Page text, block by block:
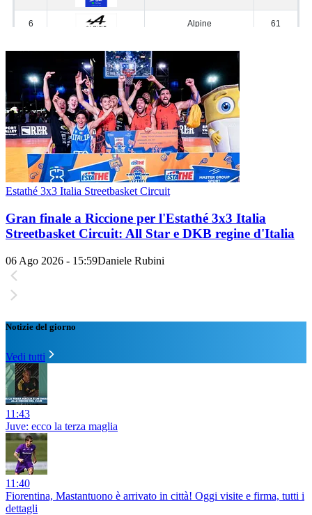
Estathé 3x3 Italia Streetbasket Circuit
Gran finale a Riccione per l'Estathé 3x3 Italia
Streetbasket Circuit: All Star e DKB regine d'Italia
06 Ago 2026 - 15:59Daniele Rubini
Notizie del giorno
Vedi tutti
11:43
Juve: ecco la terza maglia
11:40
Fiorentina, Mastantuono è arrivato in città! Oggi visite e firma, tutti i
dettagli